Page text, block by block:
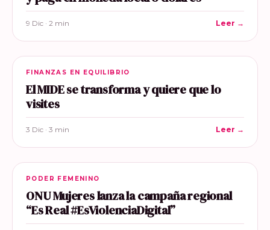
9 Dic · 2 min Leer →
FINANZAS EN EQUILIBRIO
El MIDE se transforma y quiere que lo
visites
3 Dic · 3 min Leer →
PODER FEMENINO
ONU Mujeres lanza la campaña regional
“Es Real #EsViolenciaDigital”